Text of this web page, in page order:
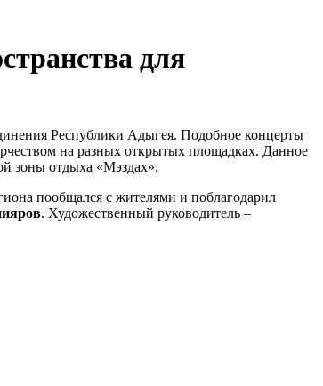
для
Республики Адыгея. Подобное концерты
на разных открытых площадках. Данное
зоны отдыха «Мэздах».
пообщался с жителями и поблагодарил
. Художественный руководитель –